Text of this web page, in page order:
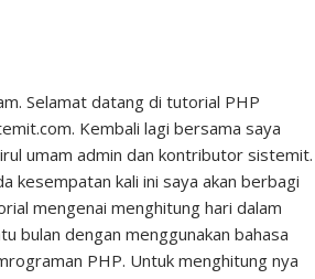
Selamat datang di tutorial PHP
Kembali lagi bersama saya
umam admin dan kontributor sistemit.
kesempatan kali ini saya akan berbagi
mengenai menghitung hari dalam
bulan dengan menggunakan bahasa
PHP. Untuk menghitung nya